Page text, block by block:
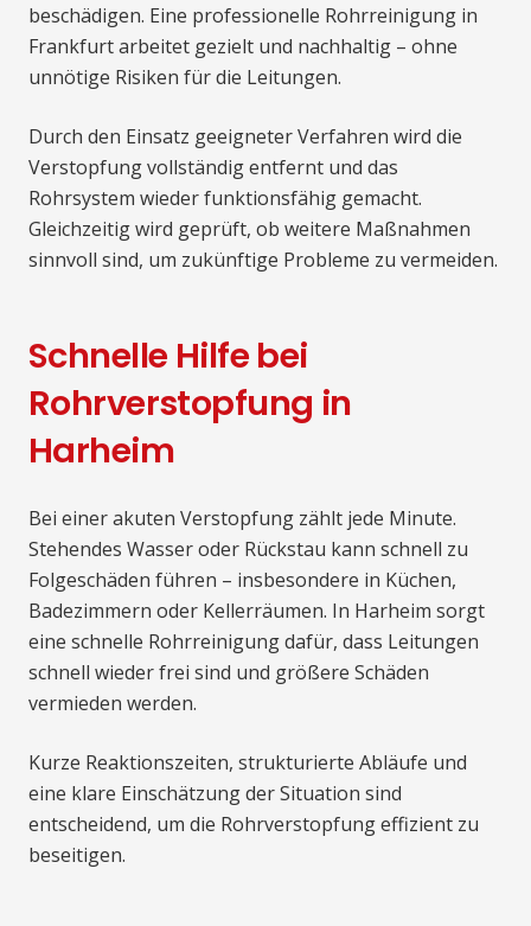
beschädigen. Eine professionelle Rohrreinigung in
Frankfurt arbeitet gezielt und nachhaltig – ohne
unnötige Risiken für die Leitungen.
Durch den Einsatz geeigneter Verfahren wird die
Verstopfung vollständig entfernt und das
Rohrsystem wieder funktionsfähig gemacht.
Gleichzeitig wird geprüft, ob weitere Maßnahmen
sinnvoll sind, um zukünftige Probleme zu vermeiden.
Schnelle Hilfe bei
Rohrverstopfung in
Harheim
Bei einer akuten Verstopfung zählt jede Minute.
Stehendes Wasser oder Rückstau kann schnell zu
Folgeschäden führen – insbesondere in Küchen,
Badezimmern oder Kellerräumen. In Harheim sorgt
eine schnelle Rohrreinigung dafür, dass Leitungen
schnell wieder frei sind und größere Schäden
vermieden werden.
Kurze Reaktionszeiten, strukturierte Abläufe und
eine klare Einschätzung der Situation sind
entscheidend, um die Rohrverstopfung effizient zu
beseitigen.